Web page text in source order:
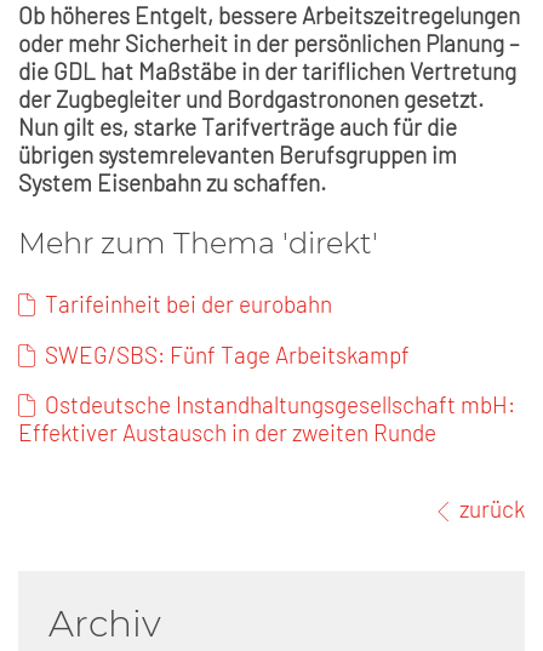
Ob höheres Entgelt, bessere Arbeitszeitregelungen
oder mehr Sicherheit in der persönlichen Planung –
die GDL hat Maßstäbe in der tariflichen Vertretung
der Zugbegleiter und Bordgastrononen gesetzt.
Nun gilt es, starke Tarifverträge auch für die
übrigen systemrelevanten Berufsgruppen im
System Eisenbahn zu schaffen.
Mehr zum Thema 'direkt'
Tarifeinheit bei der eurobahn
SWEG/SBS: Fünf Tage Arbeitskampf
Ostdeutsche Instandhaltungsgesellschaft mbH:
Effektiver Austausch in der zweiten Runde
zurück
Archiv